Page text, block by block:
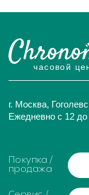
©
ИП
ИНН 773127415238